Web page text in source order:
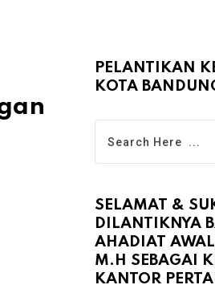
PELANTIKAN
KOTA
SELAMAT &
DILANTIKNYA
AHADIAT
M.H SEBAGAI
KANTOR